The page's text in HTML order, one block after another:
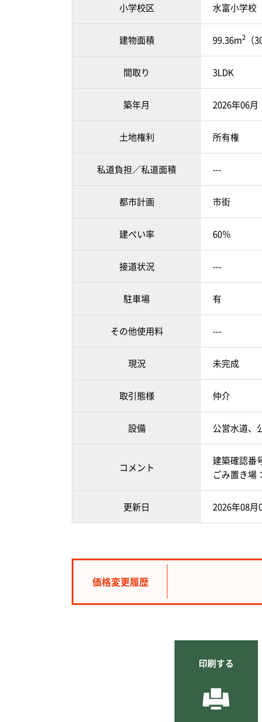
小学校区 水富小学校
建物面積 99.36m2 （
間取り 3LDK
築年月 2026年06月
土地権利 所有権
私道負担／私道面積 ---
都市計画 市街
建ぺい率 60％
接道状況 ---
駐車場 有
その他使用料 ---
現況 未完成
取引態様 仲介
設備 公営水道、
コメント
建築確認番
ごみ置き場
更新日 2026年08月
価格変更履歴
印刷する